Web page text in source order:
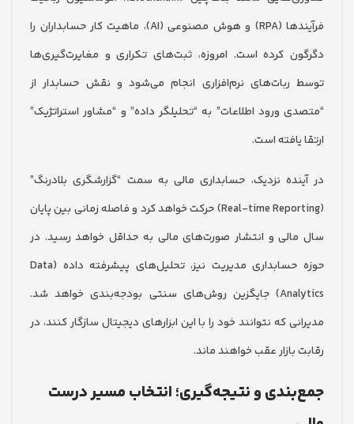
فرآیندها (RPA) و هوش مصنوعی (AI)، ماهیت کار حسابداران را
کرده است. امروزه، ثبت‌های تکراری و مغایرت‌گیری‌ها
ربات‌های نرم‌افزاری انجام می‌شود و نقش حسابدار از
ورود اطلاعات” به “تحلیلگر داده” و “مشاور استراتژیک”
یافته است.
نزدیک، حسابداری مالی به سمت “گزارشگری بلادرنگ”
(Real-time Reporting) حرکت خواهد کرد و فاصله زمانی بین پایان
و انتشار صورت‌های مالی به حداقل خواهد رسید. در
حوزه حسابداری مدیریت نیز، تحلیل‌های پیشرفته داده (Data
Analytics) جایگزین روش‌های سنتی بودجه‌بندی خواهد شد.
که نتوانند خود را با این ابزارهای دیجیتال سازگار کنند، در
بازار عقب خواهند ماند.
و نتیجه‌گیری؛ انتخاب مسیر درست